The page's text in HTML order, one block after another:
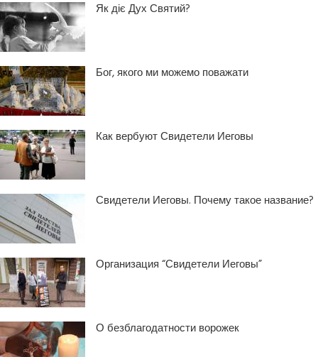
Як діє Дух Святий?
Бог, якого ми можемо поважати
Как вербуют Свидетели Иеговы
Свидетели Иеговы. Почему такое название?
Организация “Свидетели Иеговы”
О безблагодатности ворожек